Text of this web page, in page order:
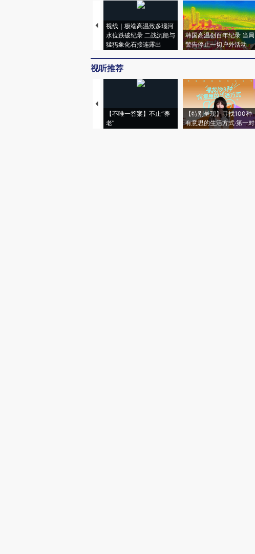
视线｜极端高温致多瑙河
水位跌破纪录 二战沉船与
猛犸象化石接连露出
韩国高温创百年纪录 当局
警告停止一切户外活动
视听推荐
【不唯一答案】不止“养
老”
【特别呈现】寻找100种
有意思的生活方式·第一对